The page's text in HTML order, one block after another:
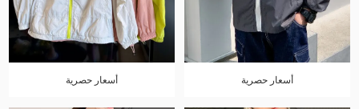
أسعار حصرية أسعار حصرية